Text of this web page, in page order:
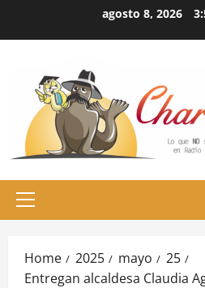
agosto 8, 2026
Primary
Home 2025 mayo
25
Entregan alcaldesa Claudia